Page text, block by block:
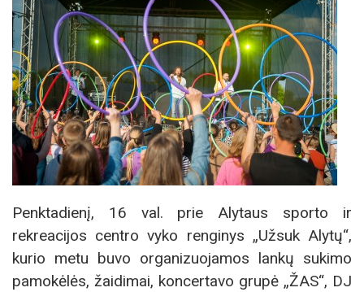
Penktadienį, 16 val. prie Alytaus sporto ir
rekreacijos centro vyko renginys „Užsuk Alytų“,
kurio metu buvo organizuojamos lankų sukimo
pamokėlės, žaidimai, koncertavo grupė „ŽAS“, DJ